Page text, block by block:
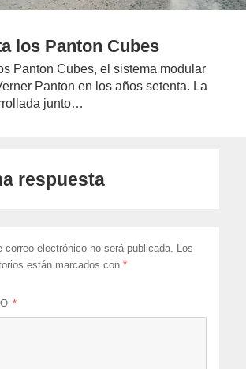
los Panton Cubes
Panton Cubes, el sistema modular
Panton en los años setenta. La
junto…
respuesta
correo electrónico no será publicada. Los
están marcados con*
*